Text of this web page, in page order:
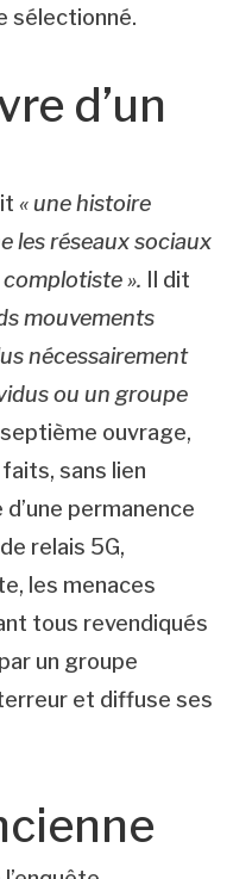
sélectionné.
d’un
« une histoire
les réseaux sociaux
».
Il dit
mouvements
nécessairement
ou un groupe
septième ouvrage,
sans lien
d’une permanence
relais 5G,
les menaces
tous revendiqués
un groupe
et diffuse ses